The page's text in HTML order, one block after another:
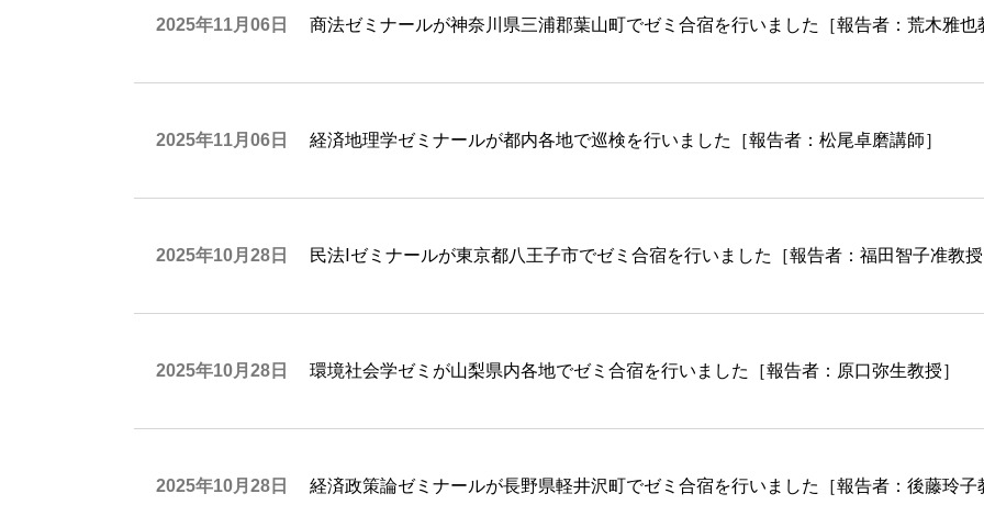
2025年11月06日 商法ゼミナールが神奈川県三浦郡葉山町でゼミ合宿を行いました［報告者：荒木雅也
2025年11月06日 経済地理学ゼミナールが都内各地で巡検を行いました［報告者：松尾卓磨講師］
2025年10月28日 民法Ⅰゼミナールが東京都八王子市でゼミ合宿を行いました［報告者：福田智子准教
2025年10月28日 環境社会学ゼミが山梨県内各地でゼミ合宿を行いました［報告者：原口弥生教授］
2025年10月28日 経済政策論ゼミナールが長野県軽井沢町でゼミ合宿を行いました［報告者：後藤玲子